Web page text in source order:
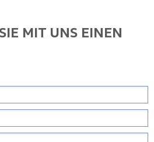
MIT UNS EINEN